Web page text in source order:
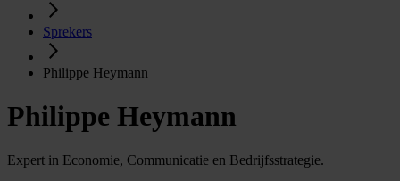
Sprekers
Philippe Heymann
Philippe Heymann
Expert in Economie, Communicatie en Bedrijfsstrategie.